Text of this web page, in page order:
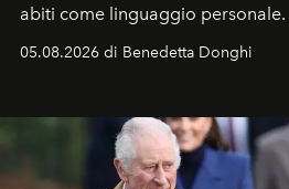
abiti come linguaggio personale.
05.08.2026 di Benedetta Donghi